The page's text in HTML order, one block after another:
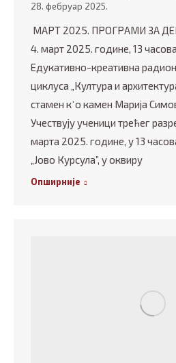
28. фебруар 2025.
МАРТ 2025. ПРОГРАМИ ЗА
4. март 2025. године, 13
Едукативно-креативна
циклуса „Култура и
стамен к᾿о камен Марија
Учествују ученици трећег
марта 2025. године, у 13
„Јово Курсула”, у оквиру
Опширније